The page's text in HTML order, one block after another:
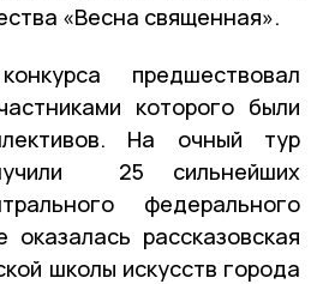
«Весна священная».
предшествовал
которого были
На очный тур
25 сильнейших
федерального
рассказовская
школы искусств города